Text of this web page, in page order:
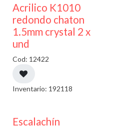
50% DESCUENTO
Acrilico K1010
redondo chaton
1.5mm crystal 2 x
und
Cod: 12422
Inventario: 192118
Escalachín